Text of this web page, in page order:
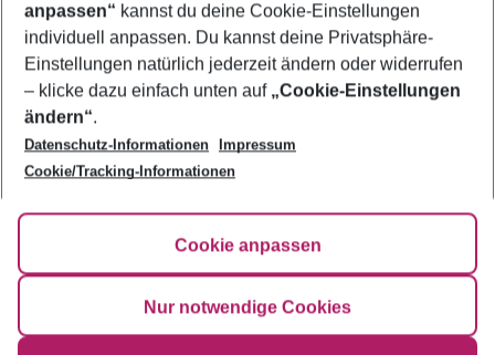
Footer
Footer navigation
Über uns
AGB
Bestpreisgarantie
Cookie-Einstellungen ändern
Cookie-Richtlinie
Impressum
Agenturbetreuung
Barrierefreies Reisen
HanseMerkur Reiseversicherung
Hilfe & Kontakt
Folge uns
anpassen“ kannst du deine Cookie-Einstellungen
individuell anpassen. Du kannst deine Privatsphäre-
Einstellungen natürlich jederzeit ändern oder widerrufen
– klicke dazu einfach unten auf „Cookie-Einstellungen
ändern“.
Datenschutz-Informationen
Impressum
Cookie/Tracking-Informationen
Cookie anpassen
Nur notwendige Cookies